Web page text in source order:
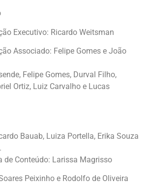
Executivo: Ricardo Weitsman
Associado: Felipe Gomes e João
Felipe Gomes, Durval Filho,
Ortiz, Luiz Carvalho e Lucas
Bauab, Luiza Portella, Erika Souza
de Conteúdo: Larissa Magrisso
Peixinho e Rodolfo de Oliveira